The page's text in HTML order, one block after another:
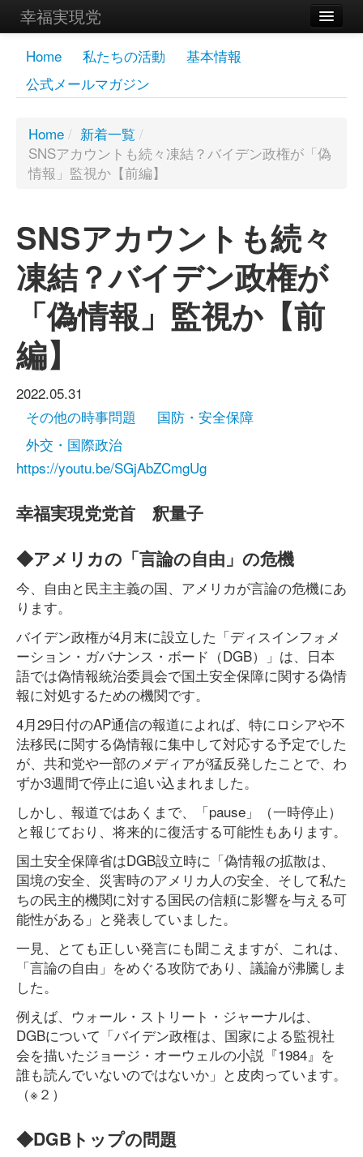
幸福実現党
メンバーズページ
党員
お問い合わせ
Home 私たちの活動
基本情報
公式メールマガジン
Home / 新着一覧 /
SNSアカウントも続々凍結？バイデン政権が「偽
情報」監視か【前編】
SNSアカウントも続々
凍結？バイデン政権が
「偽情報」監視か【前
編】
2022.05.31
その他の時事問題
国防・安全保障
外交・国際政治
https://youtu.be/SGjAbZCmgUg
幸福実現党党首 釈量子
◆アメリカの「言論の自由」の危機
今、自由と民主主義の国、アメリカが言論の危機にあ
ります。
バイデン政権が4月末に設立した「ディスインフォメ
ーション・ガバナンス・ボード（DGB）」は、日本
語では偽情報統治委員会で国土安全保障に関する偽情
報に対処するための機関です。
4月29日付のAP通信の報道によれば、特にロシアや不
法移民に関する偽情報に集中して対応する予定でした
が、共和党や一部のメディアが猛反発したことで、わ
ずか3週間で停止に追い込まれました。
しかし、報道ではあくまで、「pause」（一時停止）
と報じており、将来的に復活する可能性もあります。
国土安全保障省はDGB設立時に「偽情報の拡散は、
国境の安全、災害時のアメリカ人の安全、そして私た
ちの民主的機関に対する国民の信頼に影響を与える可
能性がある」と発表していました。
一見、とても正しい発言にも聞こえますが、これは、
「言論の自由」をめぐる攻防であり、議論が沸騰しま
した。
例えば、ウォール・ストリート・ジャーナルは、
DGBについて「バイデン政権は、国家による監視社
会を描いたジョージ・オーウェルの小説『1984』を
誰も読んでいないのではないか」と皮肉っています。
（※２）
◆DGBトップの問題